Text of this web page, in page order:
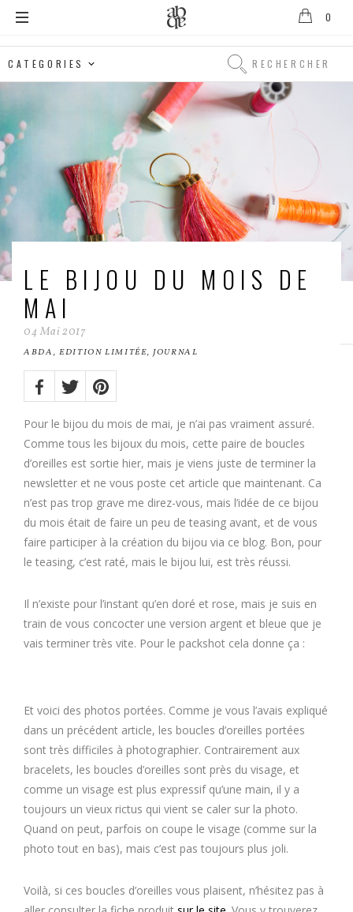
D'Anthenay
0
Rechercher
Rechercher
LE BIJOU DU MOIS DE
MAI
04 Mai2017
ABDA, EDITION LIMITÉE, JOURNAL
Share
on:Facebook
TwitterPinterest
Pour le bijou du mois de mai, je n’ai pas vraiment assuré.
Comme tous les bijoux du mois, cette paire de boucles
d’oreilles est sortie hier, mais je viens juste de terminer la
newsletter et ne vous poste cet article que maintenant. Ca
n’est pas trop grave me direz-vous, mais l’idée de ce bijou
du mois était de faire un peu de teasing avant, et de vous
faire participer à la création du bijou via ce blog. Bon, pour
le teasing, c’est raté, mais le bijou lui, est très réussi.
Il n’existe pour l’instant qu’en doré et rose, mais je suis en
train de vous concocter une version argent et bleue que je
vais terminer très vite. Pour le packshot cela donne ça :
Et voici des photos portées. Comme je vous l’avais expliqué
dans un précédent article, les boucles d’oreilles portées
sont très difficiles à photographier. Contrairement aux
bracelets, les boucles d’oreilles sont près du visage, et
comme un visage est plus expressif qu’une main, il y a
toujours un vieux rictus qui vient se caler sur la photo.
Quand on peut, parfois on coupe le visage (comme sur la
photo tout en bas), mais c’est pas toujours plus joli.
Voilà, si ces boucles d’oreilles vous plaisent, n’hésitez pas à